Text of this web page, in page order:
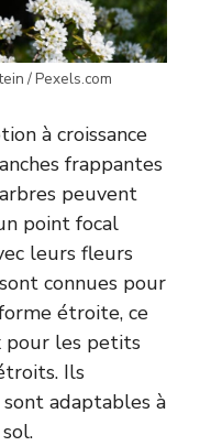
/ Pexels.com
à croissance
frappantes
peuvent
point focal
leurs fleurs
connues pour
étroite, ce
pour les petits
Ils
adaptables à